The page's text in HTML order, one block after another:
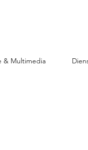
& Multimedia